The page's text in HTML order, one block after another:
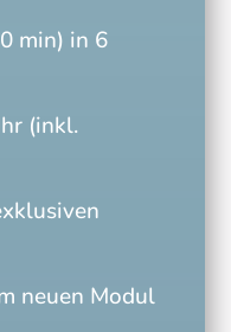
min) in 6
(inkl.
neuen Modul